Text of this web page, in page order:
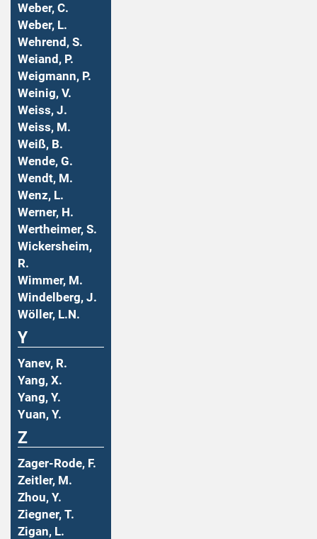
Weber, C.
Weber, L.
Wehrend, S.
Weiand, P.
Weigmann, P.
Weinig, V.
Weiss, J.
Weiss, M.
Weiß, B.
Wende, G.
Wendt, M.
Wenz, L.
Werner, H.
Wertheimer, S.
Wickersheim,
R.
Wimmer, M.
Windelberg, J.
Wöller, L.N.
Y
Yanev, R.
Yang, X.
Yang, Y.
Yuan, Y.
Z
Zager-Rode, F.
Zeitler, M.
Zhou, Y.
Ziegner, T.
Zigan, L.